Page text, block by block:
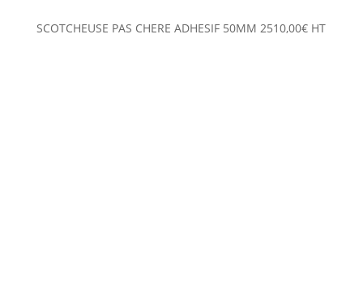
SCOTCHEUSE PAS CHERE ADHESIF 50MM 2510,00€ HT